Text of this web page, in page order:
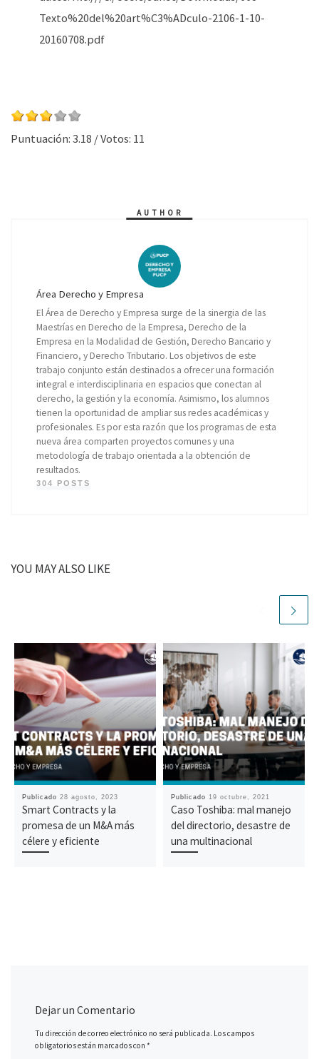
Texto%20del%20art%C3%ADculo-2106-1-10-
20160708.pdf
Puntuación: 3.18 / Votos: 11
AUTHOR
Área Derecho y Empresa
El Área de Derecho y Empresa surge de la sinergia de las
Maestrías en Derecho de la Empresa, Derecho de la
Empresa en la Modalidad de Gestión, Derecho Bancario y
Financiero, y Derecho Tributario. Los objetivos de este
trabajo conjunto están destinados a ofrecer una formación
integral e interdisciplinaria en espacios que conectan al
derecho, la gestión y la economía. Asimismo, los alumnos
tienen la oportunidad de ampliar sus redes académicas y
profesionales. Es por esta razón que los programas de esta
nueva área comparten proyectos comunes y una
metodología de trabajo orientada a la obtención de
resultados.
304 POSTS
YOU MAY ALSO LIKE
Publicado 28 agosto, 2023
Smart Contracts y la
promesa de un M&A más
célere y eficiente
Publicado 19 octubre, 2021
Caso Toshiba: mal manejo
del directorio, desastre de
una multinacional
Dejar un Comentario
Tu dirección de correo electrónico no será publicada. Los campos
obligatorios están marcados con*